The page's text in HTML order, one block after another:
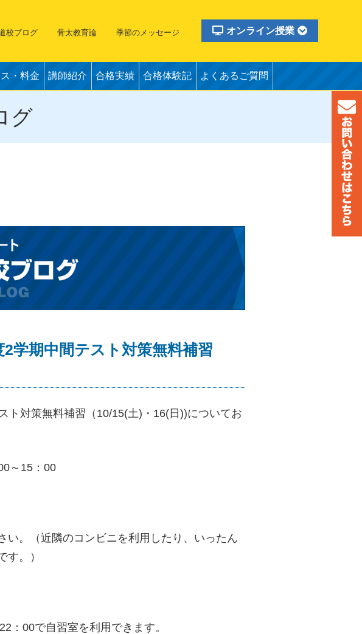
オンライン授業
校ブログ 骨太教育論 季節のメッセージ
・料金 講師紹介 合格実績 合格体験記 よくあるご質問
グ
学期中間テスト対策無料補習
ト対策無料補習（10/15(土)・16(日))についてお
～15：00
い。（近隣のコンビニを利用したり、いったん
す。）
：00で自習室を利用できます。